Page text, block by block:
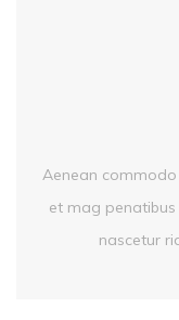
Aenean
et mag
nascetur